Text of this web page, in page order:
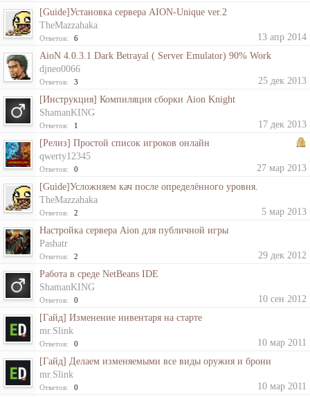
[Guide]Установка сервера AION-Unique ver.2
TheMazzahaka
Ответов: 6
13 апр 2014
AioN 4.0.3.1 Dark Betrayal ( Server Emulator) 90% Work
djneo0066
Ответов: 3
25 дек 2013
[Инструкция] Компиляция сборки Aion Knight
ShamanKING
Ответов: 1
17 дек 2013
[Релиз] Простой список игроков онлайн
qwerty12345
Ответов: 0
27 мар 2013
[Guide]Усложняем кач после определённого уровня.
TheMazzahaka
Ответов: 2
5 мар 2013
Настройка сервера Aion для публичной игры
Pashatr
Ответов: 2
29 дек 2012
Работа в среде NetBeans IDE
ShamanKING
Ответов: 0
10 сен 2012
[Гайд] Изменение инвентаря на старте
mr.Slink
Ответов: 0
10 мар 2011
[Гайд] Делаем изменяемыми все виды оружия и брони
mr.Slink
Ответов: 0
10 мар 2011